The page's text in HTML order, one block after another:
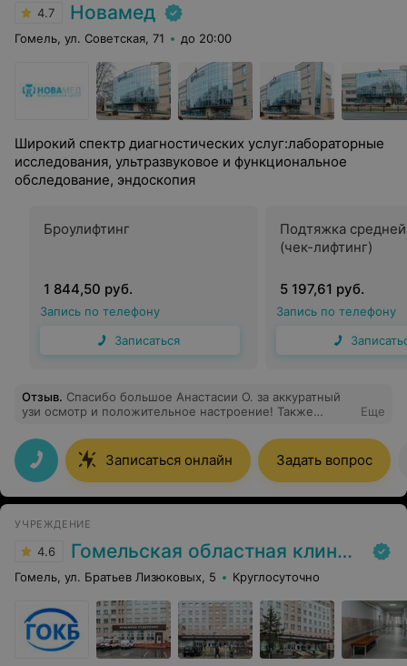
4.7 Новамед
Гомель, ул. Советская, 71 до 20:00
Широкий спектр диагностических услуг:лабораторные
исследования, ультразвуковое и функциональное
обследование, эндоскопия
Броулифтинг
1 844,50 руб.
Запись по телефону
Записаться
Подтяжка
(чек-лифтинг)
5 197,61 руб.
Запись по телефону
Отзыв. Спасибо большое Анастасии О. за аккуратный
узи осмотр и положительное настроение! Также
Однозначно рекомендую этого доктора!
Еще
Записаться онлайн Задать вопрос
УЧРЕЖДЕНИЕ
4.6 Гомельская областная клиническая больница
Гомель, ул. Братьев Лизюковых, 5 Круглосуточно